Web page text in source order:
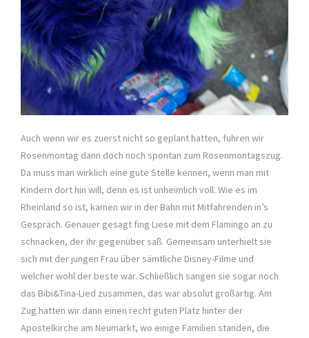
Auch wenn wir es zuerst nicht so geplant hatten, fuhren wir
Rosenmontag dann doch noch spontan zum Rosenmontagszug.
Da muss man wirklich eine gute Stelle kennen, wenn man mit
Kindern dort hin will, denn es ist unheimlich voll. Wie es im
Rheinland so ist, kamen wir in der Bahn mit Mitfahrenden in’s
Gespräch. Genauer gesagt fing Liese mit dem Flamingo an zu
schnacken, der ihr gegenüber saß. Gemeinsam unterhielt sie
sich mit der jungen Frau über sämtliche Disney-Filme und
welcher wohl der beste war. Schließlich sangen sie sogar noch
das Bibi&Tina-Lied zusammen, das war absolut großartig. Am
Zug hatten wir dann einen recht guten Platz hinter der
Apostelkirche am Neumarkt, wo einige Familien standen, die